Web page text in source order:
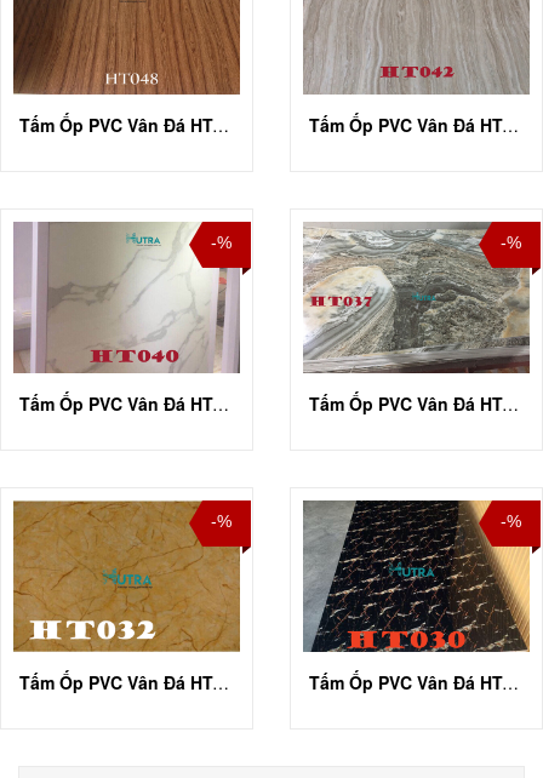
Tấm Ốp PVC Vân Đá HT-A048 Tấm Ốp PVC Vân Đá HT-A042
-%
Tấm Ốp PVC Vân Đá HT-A040
-%
Tấm Ốp PVC Vân Đá HT-A037
-%
Tấm Ốp PVC Vân Đá HT-A032
-%
Tấm Ốp PVC Vân Đá HT-A030